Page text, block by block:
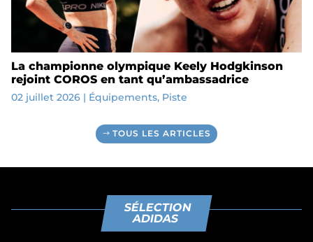
La championne olympique Keely Hodgkinson
rejoint COROS en tant qu’ambassadrice
02 juillet 2026| Équipements, Piste
TOUS LES ARTICLES
SÉLECTION
ADIDAS